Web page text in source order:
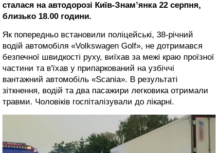
сталася на автодорозі Київ-Знам’янка 22 серпня,
близько 18.00 години.
Як попередньо встановили поліцейські, 38-річний
водій автомобіля «Volkswagen Golf», не дотримався
безпечної швидкості руху, виїхав за межі краю проїзної
частини та в'їхав у припаркований на узбіччі
вантажний автомобіль «Scania». В результаті
зіткнення, водій та два пасажири легковика отримали
травми. Чоловіків госпіталізували до лікарні.